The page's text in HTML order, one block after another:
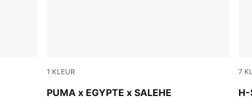
1 KLEUR
PUMA x EGYPTE x SALEHE
PUMA Green-Fast Green
7